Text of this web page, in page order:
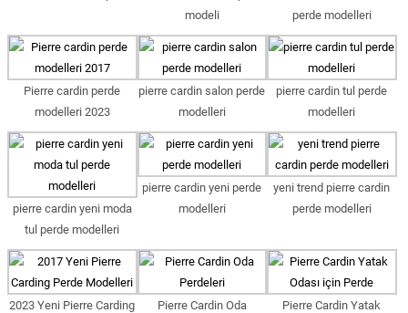
modeli
perde modelleri
Pierre cardin perde
modelleri 2023
pierre cardin salon perde
modelleri
pierre cardin tul perde
modelleri
pierre cardin yeni moda
tul perde modelleri
pierre cardin yeni perde
modelleri
yeni trend pierre cardin
perde modelleri
2023 Yeni Pierre Carding
Pierre Cardin Oda
Pierre Cardin Yatak